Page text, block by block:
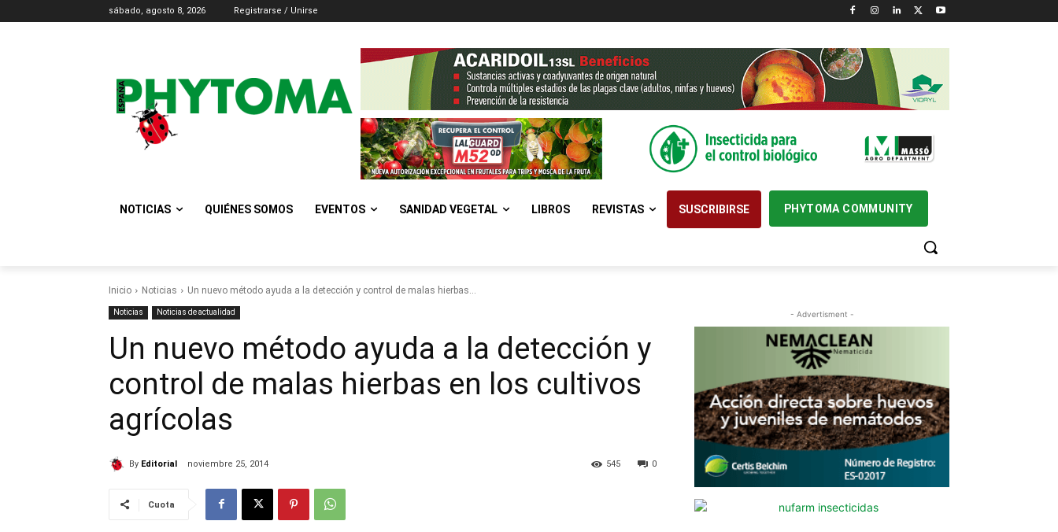
sábado, agosto 8, 2026 Registrarse / Unirse
NOTICIAS QUIÉNES SOMOS EVENTOS SANIDAD VEGETAL LIBROS REVISTAS SUSCRIBIRSE PHYTOMA COMMUNITY
Inicio Noticias Un nuevo método ayuda a la detección y control de malas hierbas...
Noticias Noticias de actualidad
Un nuevo método ayuda a la detección y
control de malas hierbas en los cultivos
agrícolas
By Editorial noviembre 25, 2014 0
545
Cuota
- Advertisment -